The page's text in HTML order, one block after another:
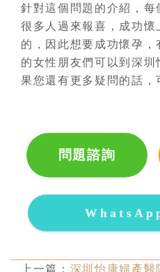
針對這個問題的介紹，每
很多人過來報喜，成功懷
的，因此想要成功懷孕
的女性朋友們可以到深
果您還有更多疑問的話，
問題諮詢
上一篇： 深圳怡康婦產醫